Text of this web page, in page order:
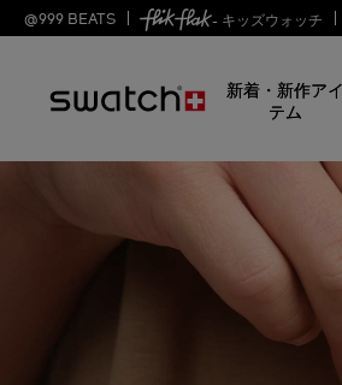
@999 BEATS - キッズウォッチ
新着・新作アイ
テム